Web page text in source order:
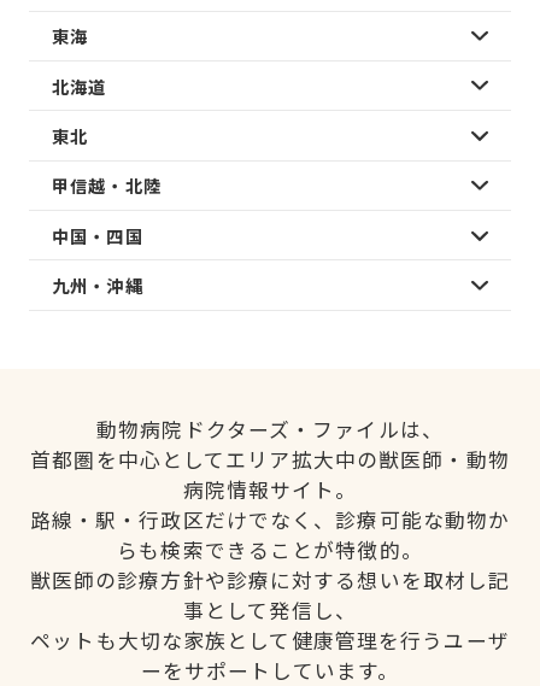
東海
北海道
東北
甲信越・北陸
中国・四国
九州・沖縄
動物病院ドクターズ・ファイルは、
首都圏を中心としてエリア拡大中の獣医師・動物
病院情報サイト。
路線・駅・行政区だけでなく、診療可能な動物か
らも検索できることが特徴的。
獣医師の診療方針や診療に対する想いを取材し記
事として発信し、
ペットも大切な家族として健康管理を行うユーザ
ーをサポートしています。